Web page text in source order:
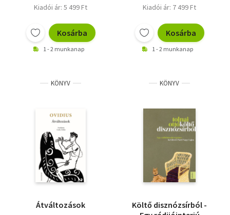
Kiadói ár: 5 499 Ft
Kosárba
1 - 2 munkanap
Kiadói ár: 7 499 Ft
Kosárba
1 - 2 munkanap
KÖNYV
Átváltozások
KÖNYV
Költő disznózsírból -